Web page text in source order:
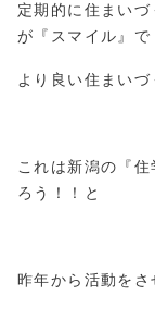
定期的に住まい
が『スマイル』で
より良い住まい
これは新潟の『
ろう！！と
昨年から活動をさ